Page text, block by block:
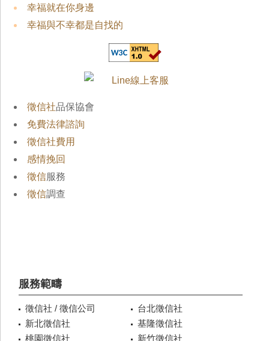
幸福就在你身邊
幸福與不幸都是自找的
徵信社品保協會
免費法律諮詢
徵信社費用
感情挽回
徵信服務
徵信調查
服務範疇
徵信社 / 徵信公司
台北徵信社
新北徵信社
基隆徵信社
桃園徵信社
新竹徵信社